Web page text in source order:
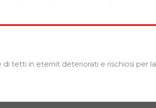
di tetti in eternit deteriorati e rischiosi per la